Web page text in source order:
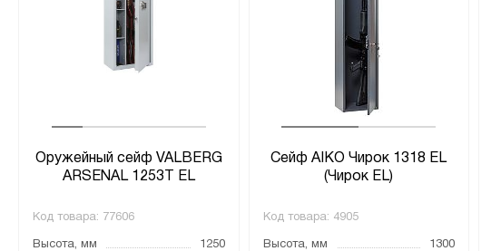
Оружейный сейф VALBERG
ARSENAL 1253Т EL
Код товара: 77606
Высота, мм
1250
Сейф AIKO Чирок 1318 EL
(Чирок EL)
Код товара: 4905
Высота, мм
1300